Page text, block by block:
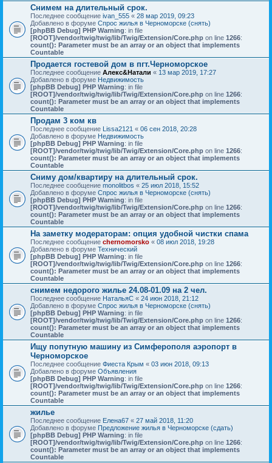
Снимем на длительный срок.
Последнее сообщение ivan_555 « 28 мар 2019, 09:23
Добавлено в форуме Спрос жилья в Черноморске (снять)
[phpBB Debug] PHP Warning: in file
[ROOT]/vendor/twig/twig/lib/Twig/Extension/Core.php on line 1266:
count(): Parameter must be an array or an object that implements
Countable
Продается гостевой дом в пгт.Черноморское
Последнее сообщение Алекс&Натали « 13 мар 2019, 17:27
Добавлено в форуме Недвижимость
[phpBB Debug] PHP Warning: in file
[ROOT]/vendor/twig/twig/lib/Twig/Extension/Core.php on line 1266:
count(): Parameter must be an array or an object that implements
Countable
Продам 3 ком кв
Последнее сообщение Lissa2121 « 06 сен 2018, 20:28
Добавлено в форуме Недвижимость
[phpBB Debug] PHP Warning: in file
[ROOT]/vendor/twig/twig/lib/Twig/Extension/Core.php on line 1266:
count(): Parameter must be an array or an object that implements
Countable
Сниму дом/квартиру на длительный срок.
Последнее сообщение monolitbos « 25 июл 2018, 15:52
Добавлено в форуме Спрос жилья в Черноморске (снять)
[phpBB Debug] PHP Warning: in file
[ROOT]/vendor/twig/twig/lib/Twig/Extension/Core.php on line 1266:
count(): Parameter must be an array or an object that implements
Countable
На заметку модераторам: опция удобной чистки спама
Последнее сообщение chernomorsko « 08 июл 2018, 19:28
Добавлено в форуме Технический
[phpBB Debug] PHP Warning: in file
[ROOT]/vendor/twig/twig/lib/Twig/Extension/Core.php on line 1266:
count(): Parameter must be an array or an object that implements
Countable
снимем недорого жилье 24.08-01.09 на 2 чел.
Последнее сообщение НатальяС « 24 июн 2018, 21:12
Добавлено в форуме Спрос жилья в Черноморске (снять)
[phpBB Debug] PHP Warning: in file
[ROOT]/vendor/twig/twig/lib/Twig/Extension/Core.php on line 1266:
count(): Parameter must be an array or an object that implements
Countable
Ищу попутную машину из Симферополя аэропорт в
Черноморское
Последнее сообщение Фиеста Крым « 03 июн 2018, 09:13
Добавлено в форуме Объявления
[phpBB Debug] PHP Warning: in file
[ROOT]/vendor/twig/twig/lib/Twig/Extension/Core.php on line 1266:
count(): Parameter must be an array or an object that implements
Countable
жилье
Последнее сообщение Елена67 « 27 май 2018, 11:20
Добавлено в форуме Предложение жилья в Черноморске (сдать)
[phpBB Debug] PHP Warning: in file
[ROOT]/vendor/twig/twig/lib/Twig/Extension/Core.php on line 1266:
count(): Parameter must be an array or an object that implements
Countable